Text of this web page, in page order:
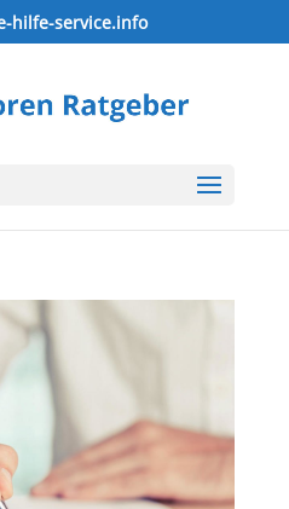
hilfe-service.info